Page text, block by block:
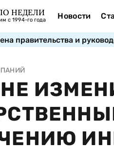
НЕДЕЛИ
с 1994-го года Новости
правительства и